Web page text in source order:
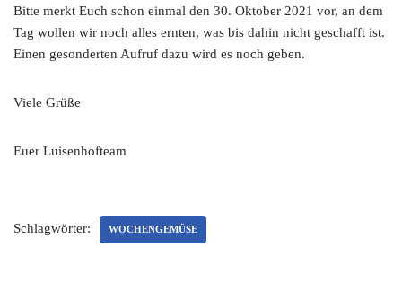
Bitte merkt Euch schon einmal den 30. Oktober 2021 vor, an dem
Tag wollen wir noch alles ernten, was bis dahin nicht geschafft ist.
Einen gesonderten Aufruf dazu wird es noch geben.
Viele Grüße
Euer Luisenhofteam
Schlagwörter: WOCHENGEMÜSE